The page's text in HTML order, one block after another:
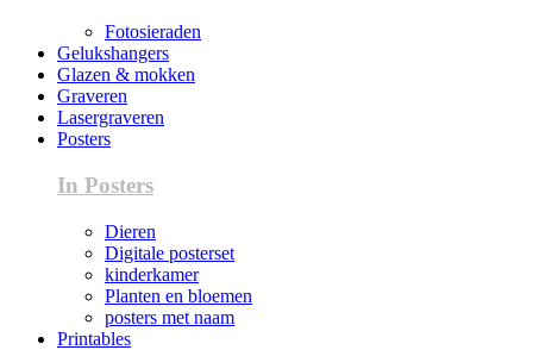
Fotosieraden
Gelukshangers
Glazen & mokken
Graveren
Lasergraveren
Posters
In Posters
Dieren
Digitale posterset
kinderkamer
Planten en bloemen
posters met naam
Printables